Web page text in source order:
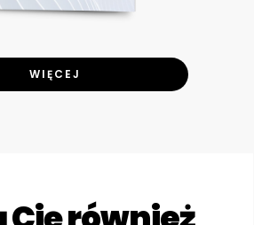
WIĘCEJ